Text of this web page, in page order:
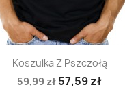
Koszulka Z Pszczołą
59,99 zł 57,59 zł